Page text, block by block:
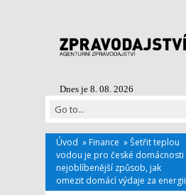
Dnes je 8. 08. 2026
Úvod » Finance »Šetřit teplou
vodou je pro české domácnosti
nejoblíbenější způsob, jak
omezit domácí výdaje za energii